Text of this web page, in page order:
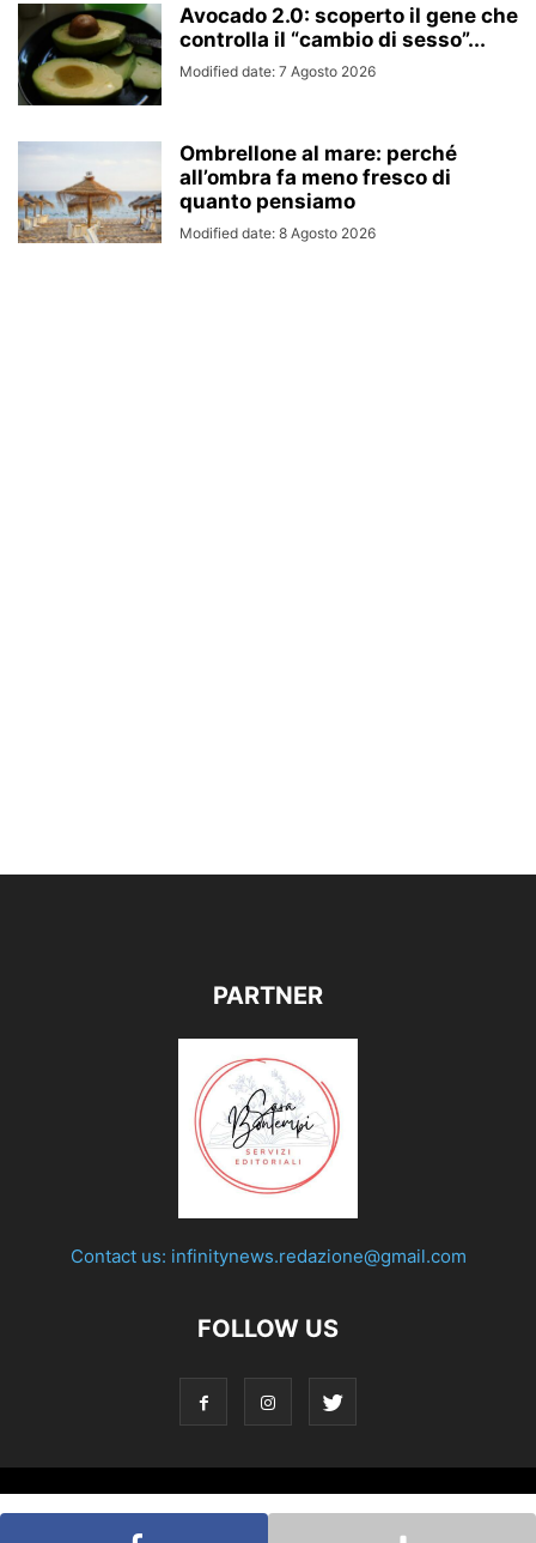
Avocado 2.0: scoperto il gene che
controlla il “cambio di sesso”...
Modified date: 7 Agosto 2026
Ombrellone al mare: perché
all’ombra fa meno fresco di
quanto pensiamo
Modified date: 8 Agosto 2026
PARTNER
Contact us: infinitynews.redazione@gmail.com
FOLLOW US